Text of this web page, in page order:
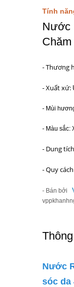
Tính
Nước
- Thương
- Xuất xứ:
- Mùi
- Màu sắc:
- Dung
- Quy
- Bán bởi
Nước
sóc da